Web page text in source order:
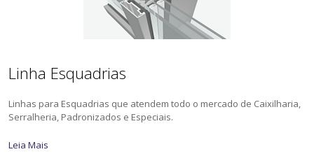
Linha Esquadrias
Linhas para Esquadrias que atendem todo o mercado de Caixilharia,
Serralheria, Padronizados e Especiais.
Leia Mais